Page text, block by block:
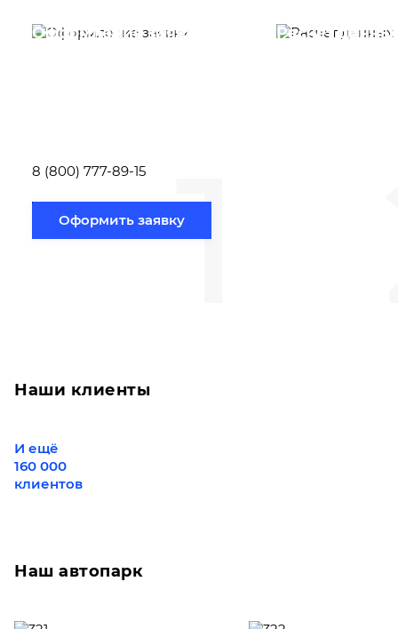
1
Оформление заявки
8 (800) 777-89-15
Оформить заявку
Расчет
Наши клиенты
И ещё
160 000
клиентов
Наш автопарк